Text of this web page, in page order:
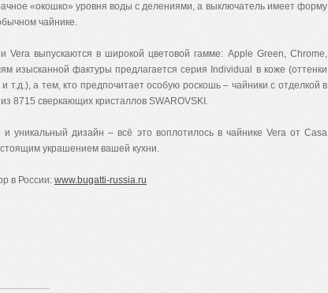
«окошко» уровня воды с делениями, а выключатель имеет форму
чайнике.
Vera выпускаются в широкой цветовой гамме: Apple Green, Chrome,
изысканной фактуры предлагается серия Individual в коже (оттенки
т.д.), а тем, кто предпочитает особую роскошь – чайники с отделкой в
8715 сверкающих кристаллов SWAROVSKI.
и уникальный дизайн – всё это воплотилось в чайнике Vera от Casa
украшением вашей кухни.
в России: www.bugatti-russia.ru